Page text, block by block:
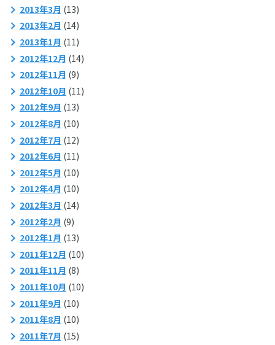
2013年3月 (13)
2013年2月 (14)
2013年1月 (11)
2012年12月 (14)
2012年11月 (9)
2012年10月 (11)
2012年9月 (13)
2012年8月 (10)
2012年7月 (12)
2012年6月 (11)
2012年5月 (10)
2012年4月 (10)
2012年3月 (14)
2012年2月 (9)
2012年1月 (13)
2011年12月 (10)
2011年11月 (8)
2011年10月 (10)
2011年9月 (10)
2011年8月 (10)
2011年7月 (15)